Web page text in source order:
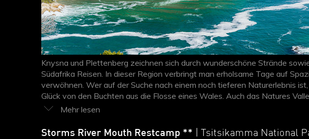
Knysna und Plettenberg zeichnen sich durch wunderschöne Strände
Südafrika Reisen. In dieser Region verbringt man erholsame Tage auf
verwöhnen. Wer auf der Suche nach einem noch tieferen Naturerlebnis
Glück von den Buchten aus die Flosse eines Wales. Auch das Natures
die Küste dieses idyllischen Landstriches.
Storms River Mouth Restcamp ** | Tsitsikamma National